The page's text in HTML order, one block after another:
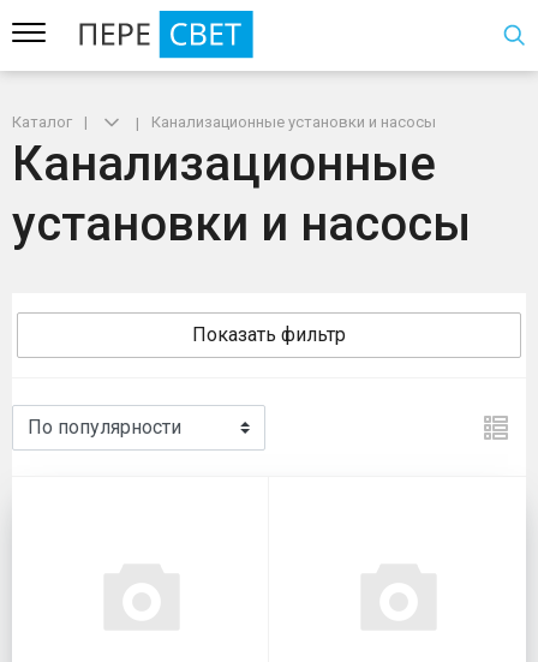
Каталог Канализационные установки и насосы
Канализационные
установки и насосы
Показать фильтр